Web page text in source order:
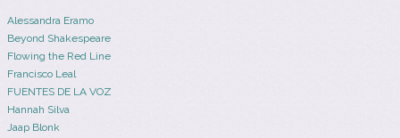
Alessandra Eramo
Beyond Shakespeare
Flowing the Red Line
Francisco Leal
FUENTES DE LA VOZ
Hannah Silva
Jaap Blonk